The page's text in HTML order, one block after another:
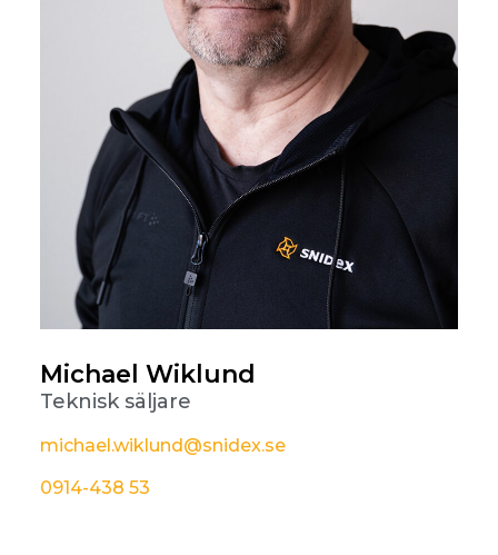
Michael Wiklund
Teknisk säljare
michael.wiklund@snidex.se
0914-438 53